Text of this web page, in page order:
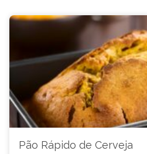
Pão Rápido de Cerveja